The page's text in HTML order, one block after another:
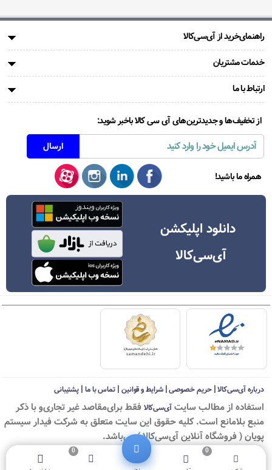
راهنمای‌خرید از آی‌سی‌کالا
خدمات مشتریان
ارتباط با ما
از تخفیف‌ها و جدیدترین‌های آی سی کالا باخبر شوید:
همراه ما باشید!
دانلود اپلیکشن
آی‌سی‌کالا
درباره آی‌سی‌کالا|حریم خصوصی|شرایط و قوانین | تماس با ما| پشتیبانی
استفاده از مطالب سايت آی‌سی‌کالا فقط برای‌مقاصد غیر تجاری‌و با ذکر
منبع بلامانع است. کليه حقوق اين سايت متعلق به شرکت فیدار سیستم
پویان ( فروشگاه آنلاین آی‌سی‌کالا ) می‌باشد.
0
0